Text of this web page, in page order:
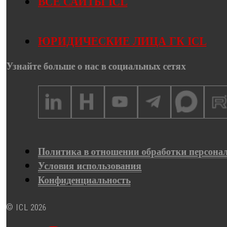
ЮРИДИЧЕСКИЕ ЛИЦА ГК ICL
Узнайте больше о нас в социальных сетях
Политика в отношении обработки
Условия использования
Конфиденциальность
© ICL 2026